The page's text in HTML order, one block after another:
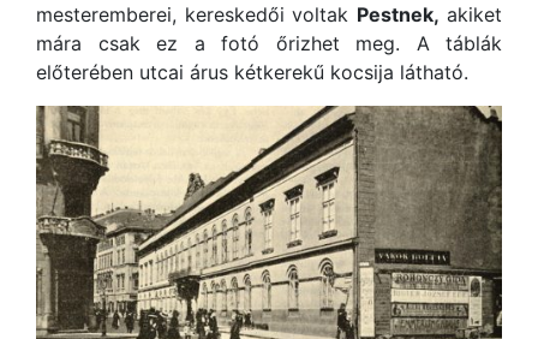
mesteremberei, kereskedői voltak Pestnek, akiket
mára csak ez a fotó őrizhet meg. A táblák
előterében utcai árus kétkerekű kocsija látható.